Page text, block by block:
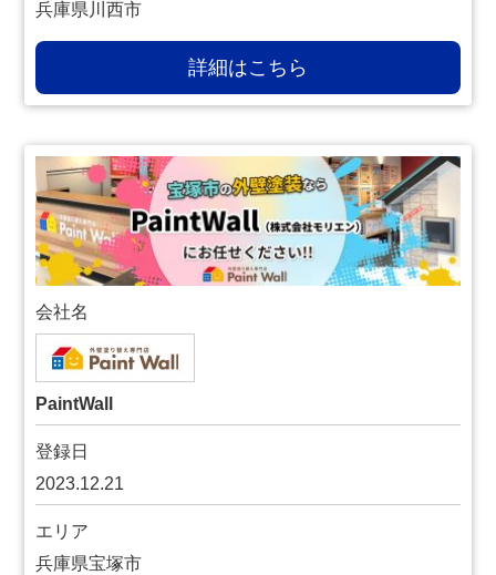
兵庫県川西市
詳細はこちら
会社名
PaintWall
登録日
2023.12.21
エリア
兵庫県宝塚市